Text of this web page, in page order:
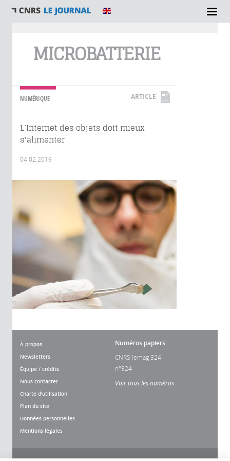
MICROBATTERIE
NUMÉRIQUE ARTICLE
L’Internet des objets doit mieux
s'alimenter
04.02.2019
À propos
Newsletters
Équipe / crédits
Nous contacter
Charte d'utilisation
Plan du site
Données personnelles
Mentions légales
Numéros papiers
CNRS lemag 324
n°324
Voir tous les numéros